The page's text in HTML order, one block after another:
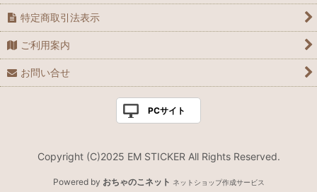
特定商取引法表示
ご利用案内
お問い合せ
PCサイト
Copyright (C)2025 EM STICKER All Rights Reserved.
Powered by おちゃのこネット ネットショップ作成サービス